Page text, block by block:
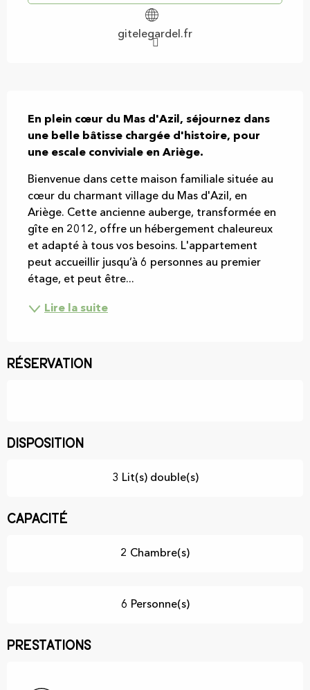
gitelegardel.fr
En plein cœur du Mas d'Azil, séjournez dans
une belle bâtisse chargée d'histoire, pour
une escale conviviale en Ariège.
Bienvenue dans cette maison familiale située au
cœur du charmant village du Mas d'Azil, en
Ariège. Cette ancienne auberge, transformée en
gîte en 2012, offre un hébergement chaleureux
et adapté à tous vos besoins. L'appartement
peut accueillir jusqu’à 6 personnes au premier
étage, et peut être...
Lire la suite
Réservation
Disposition
3 Lit(s) double(s)
Capacité
2 Chambre(s)
6 Personne(s)
Prestations